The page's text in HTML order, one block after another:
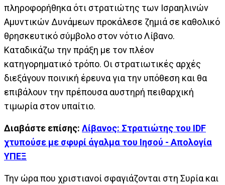
πληροφορήθηκα ότι στρατιώτης των Ισραηλινών
Αμυντικών Δυνάμεων προκάλεσε ζημιά σε καθολικό
θρησκευτικό σύμβολο στον νότιο Λίβανο.
Καταδικάζω την πράξη με τον πλέον
κατηγορηματικό τρόπο. Οι στρατιωτικές αρχές
διεξάγουν ποινική έρευνα για την υπόθεση και θα
επιβάλουν την πρέπουσα αυστηρή πειθαρχική
τιμωρία στον υπαίτιο.
Διαβάστε επίσης: Λίβανος: Στρατιώτης του IDF
χτυπούσε με σφυρί άγαλμα του Ιησού - Απολογία
ΥΠΕΞ
Την ώρα που χριστιανοί σφαγιάζονται στη Συρία και